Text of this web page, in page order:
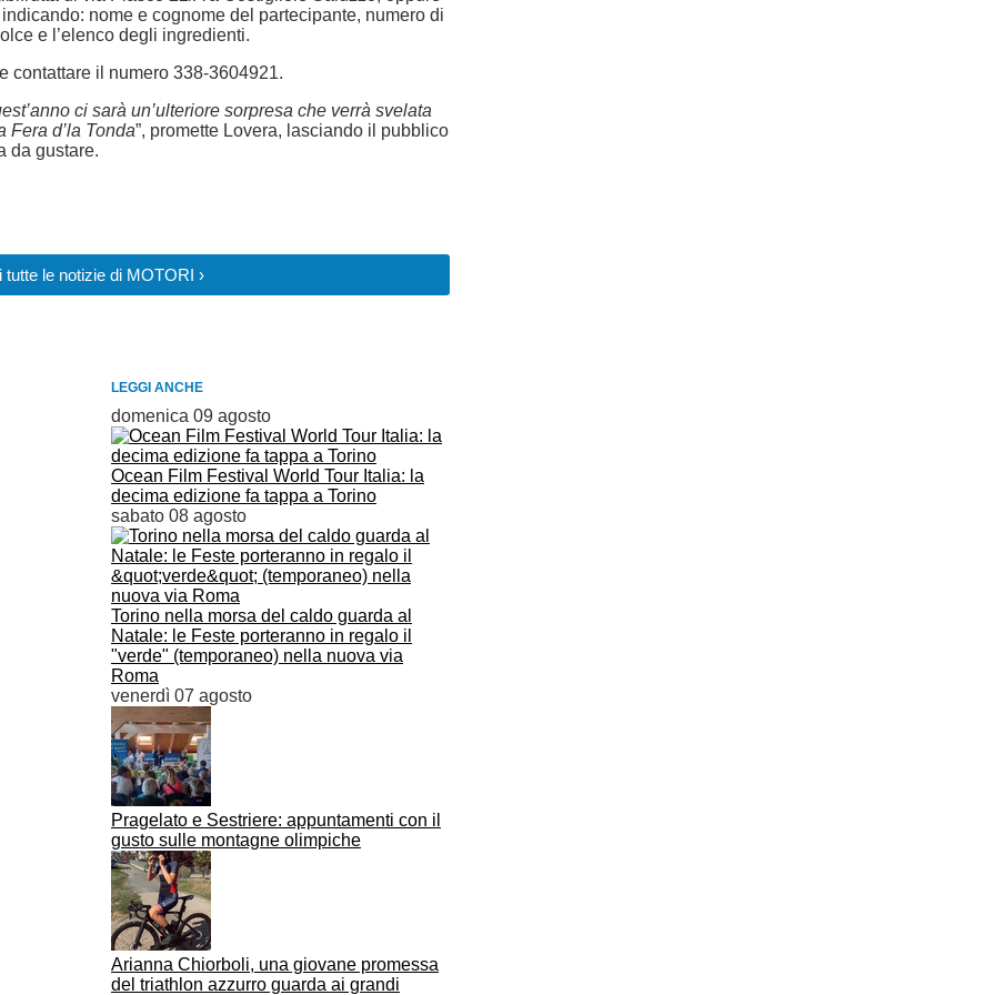
indicando: nome e cognome del partecipante, numero di
e l’elenco degli ingredienti.
contattare il numero 338-3604921.
ci sarà un’ulteriore sorpresa che verrà svelata
d’la Tonda”, promette Lovera, lasciando il pubblico
da gustare.
tutte le notizie di MOTORI ›
LEGGI ANCHE
domenica 09 agosto
Ocean Film Festival World Tour Italia: la
decima edizione fa tappa a Torino
sabato 08 agosto
Torino nella morsa del caldo guarda al
Natale: le Feste porteranno in regalo il
"verde" (temporaneo) nella nuova via
Roma
venerdì 07 agosto
Pragelato e Sestriere: appuntamenti con il
gusto sulle montagne olimpiche
Arianna Chiorboli, una giovane promessa
del triathlon azzurro guarda ai grandi